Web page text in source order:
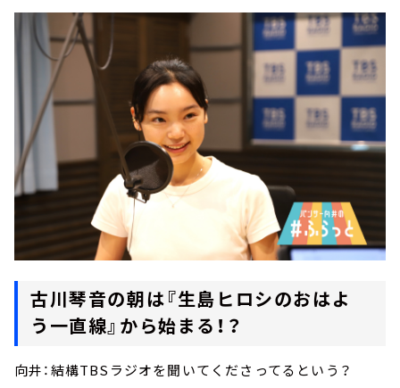
古川琴音の朝は『生島ヒロシのおはよ
う一直線』から始まる！？
向井：結構TBSラジオを聞いてくださってるという？